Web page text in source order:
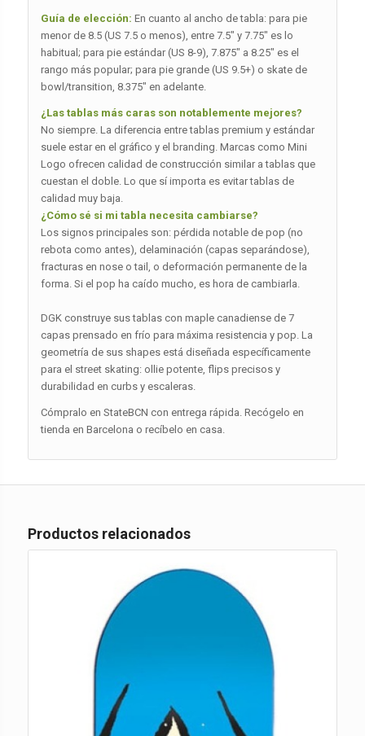
Guía de elección: En cuanto al ancho de tabla: para pie
menor de 8.5 (US 7.5 o menos), entre 7.5″ y 7.75″ es lo
habitual; para pie estándar (US 8-9), 7.875″ a 8.25″ es el
rango más popular; para pie grande (US 9.5+) o skate de
bowl/transition, 8.375″ en adelante.
¿Las tablas más caras son notablemente mejores?
No siempre. La diferencia entre tablas premium y estándar
suele estar en el gráfico y el branding. Marcas como Mini
Logo ofrecen calidad de construcción similar a tablas que
cuestan el doble. Lo que sí importa es evitar tablas de
calidad muy baja.
¿Cómo sé si mi tabla necesita cambiarse?
Los signos principales son: pérdida notable de pop (no
rebota como antes), delaminación (capas separándose),
fracturas en nose o tail, o deformación permanente de la
forma. Si el pop ha caído mucho, es hora de cambiarla.
DGK construye sus tablas con maple canadiense de 7
capas prensado en frío para máxima resistencia y pop. La
geometría de sus shapes está diseñada específicamente
para el street skating: ollie potente, flips precisos y
durabilidad en curbs y escaleras.
Cómpralo en StateBCN con entrega rápida. Recógelo en
tienda en Barcelona o recíbelo en casa.
Productos relacionados